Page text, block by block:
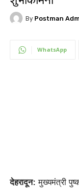
By Postman
WhatsApp
देहरादून:मुख्यमंत्री